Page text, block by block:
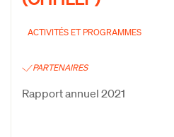
ACTIVITÉS ET PROGRAMMES
PARTENAIRES
Rapport annuel 2021